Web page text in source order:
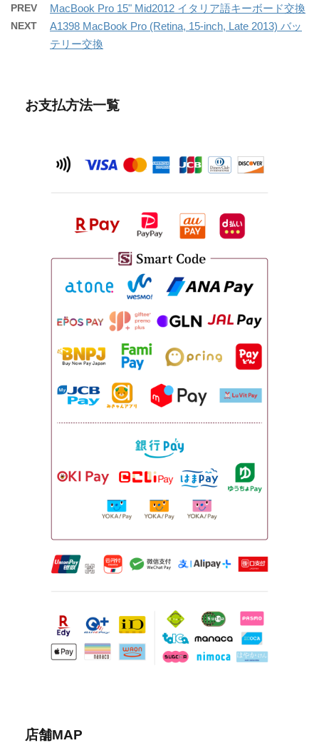
PREV MacBook Pro 15" Mid2012 イタリア語キーボード交換
NEXT
A1398 MacBook Pro (Retina, 15-inch, Late 2013) バッ
テリー交換
お支払方法一覧
店舗MAP